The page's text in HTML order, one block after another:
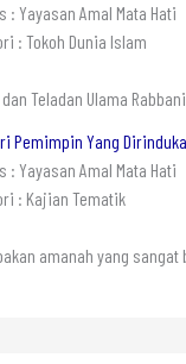
: Yayasan Amal Mata Hati
: Tokoh Dunia Islam
Teladan Ulama Rabbani
Pemimpin Yang
: Yayasan Amal Mata Hati
: Kajian Tematik
amanah yang sangat